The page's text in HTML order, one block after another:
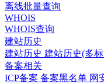
离线批量查询
WHOIS
WHOIS查询
建站历史
建站历史 建站历史(多
备案相关
ICP备案 备案黑名单 网